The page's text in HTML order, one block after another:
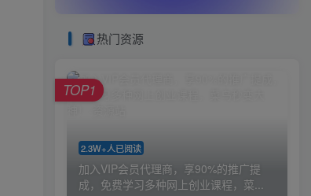
热门资源
2.3W+人已阅读
加入VIP会员代理商，享90%的推广提
成，免费学习多种网上创业课程，菜...
TOP1